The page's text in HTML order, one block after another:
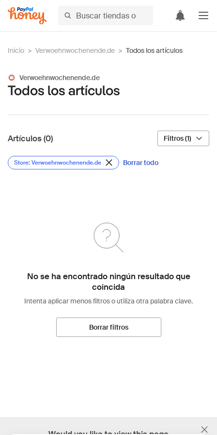
Inicio > Verwoehnwochenende.de > Todos los artículos
Verwoehnwochenende.de
Todos los artículos
Artículos (0) Filtros (1)
Store: Verwoehnwochenende.de Borrar todo
No se ha encontrado ningún resultado que
coincida
Intenta aplicar menos filtros o utiliza otra palabra clave.
Borrar filtros